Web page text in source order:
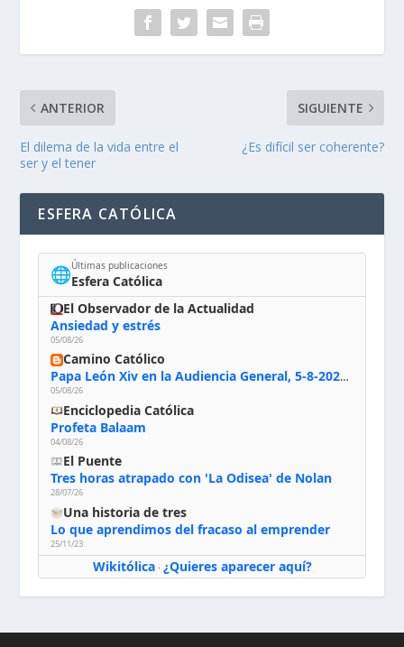
ANTERIOR
El dilema de la vida entre el
ser y el tener
SIGUIENTE
¿Es difícil ser coherente?
ESFERA CATÓLICA
🌐Últimas publicaciones
Esfera Católica
El Observador de la Actualidad
Ansiedad y estrés
05/08/26
Camino Católico
Papa León Xiv en la Audiencia General, 5-8-2026: «Dios en el primer puesto; la oración, nuestra primera obligación; la liturgia, la primera fuente de la vida divina que se nos comunica, la primera escuela de nuestra vida espiritual»
05/08/26
Enciclopedia Católica
Profeta Balaam
04/08/26
El Puente
Tres horas atrapado con 'La Odisea' de Nolan
28/07/26
Una historia de tres
Lo que aprendimos del fracaso al emprender
25/11/23
Wikitólica· ¿Quieres aparecer aquí?